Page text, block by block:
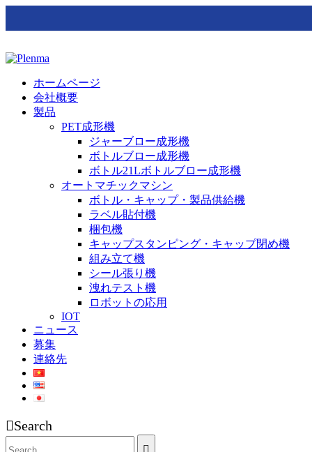
ホームページ
会社概要
製品
PET成形機
ジャーブロー成形機
ボトルブロー成形機
ボトル21Lボトルブロー成形機
オートマチックマシン
ボトル・キャップ・製品供給機
ラベル貼付機
梱包機
キャップスタンピング・キャップ閉め機
組み立て機
シール張り機
洩れテスト機
ロボットの応用
IOT
ニュース
募集
連絡先
Search